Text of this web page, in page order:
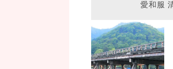
愛和服